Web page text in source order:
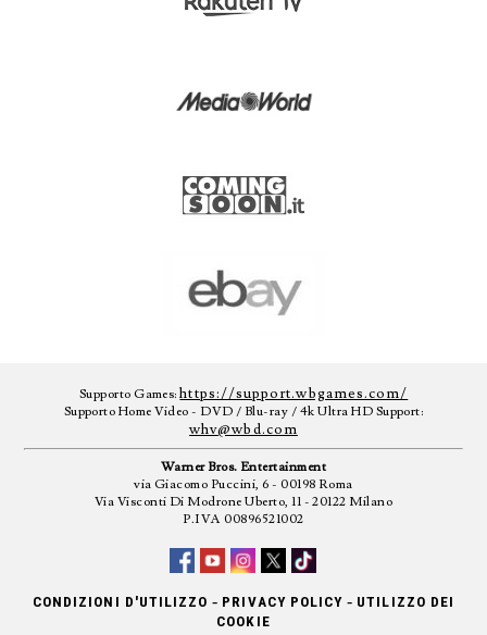
Supporto Games:https://support.wbgames.com/
Supporto Home Video - DVD / Blu-ray / 4k Ultra HD Support:
whv@wbd.com
Warner Bros. Entertainment
via Giacomo Puccini, 6 - 00198 Roma
Via Visconti Di Modrone Uberto, 11 - 20122 Milano
P.IVA 00896521002
CONDIZIONI D'UTILIZZO - PRIVACY POLICY - UTILIZZO DEI
COOKIE